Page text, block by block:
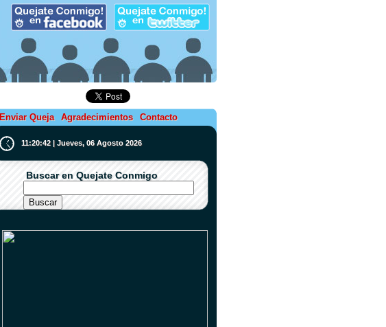
Enviar Queja Agradecimientos Contacto
11:20:43 | Jueves, 06 Agosto 2026
Buscar en Quejate Conmigo